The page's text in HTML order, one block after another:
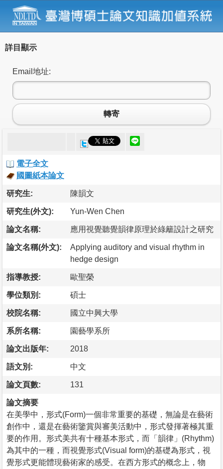
詳目顯示
Email地址:
轉寄
電子全文
國圖紙本論文
研究生: 陳韻文
研究生(外文): Yun-Wen Chen
論文名稱: 應用視覺聽覺韻律原理於綠籬設計之研究
論文名稱(外文):
Applying auditory and visual rhythm in
hedge design
指導教授: 歐聖榮
學位類別: 碩士
校院名稱: 國立中興大學
系所名稱: 園藝學系所
論文出版年: 2018
語文別: 中文
論文頁數: 131
論文摘要
在美學中，形式(Form)一個非常重要的基礎，無論是在藝術
創作中，還是在藝術鑒賞與審美活動中，形式發揮著極其重
要的作用。形式美共有十種基本形式，而「韻律」(Rhythm)
為其中的一種，而視覺形式(Visual form)的基礎為形式，視
覺形式更能體現藝術家的感受。在西方形式的概念上，物